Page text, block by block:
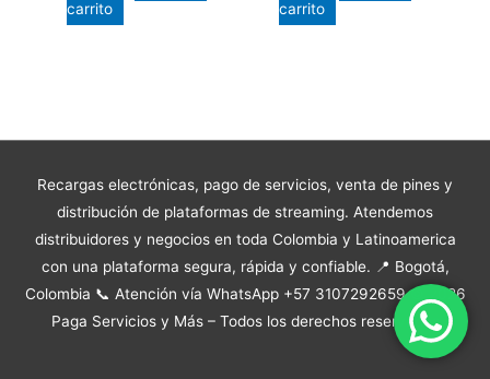
carrito
carrito
Recargas electrónicas, pago de servicios, venta de pines y
distribución de plataformas de streaming. Atendemos
distribuidores y negocios en toda Colombia y Latinoamerica
con una plataforma segura, rápida y confiable. 📍 Bogotá,
Colombia 📞 Atención vía WhatsApp +57 3107292659 © 2026
Paga Servicios y Más – Todos los derechos reservados